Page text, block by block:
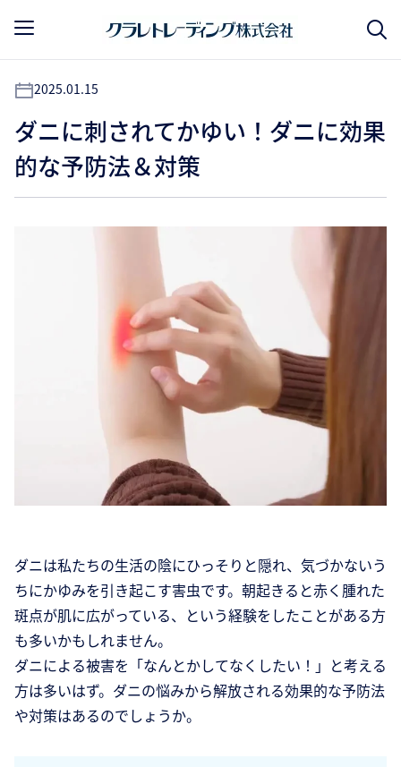
2025.01.15
ダニに刺されてかゆい！ダニに効果
的な予防法＆対策
ダニは私たちの生活の陰にひっそりと隠れ、気づかないう
ちにかゆみを引き起こす害虫です。朝起きると赤く腫れた
斑点が肌に広がっている、という経験をしたことがある方
も多いかもしれません。
ダニによる被害を「なんとかしてなくしたい！」と考える
方は多いはず。ダニの悩みから解放される効果的な予防法
や対策はあるのでしょうか。